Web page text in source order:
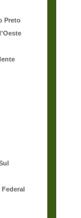
Preto